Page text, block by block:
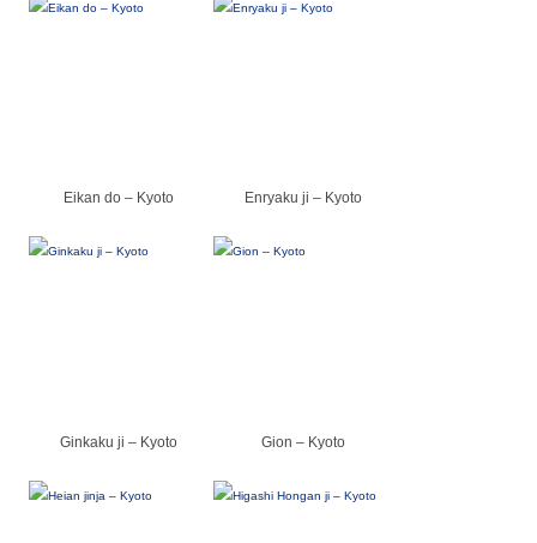
Eikan do – Kyoto Enryaku ji – Kyoto
Ginkaku ji – Kyoto Gion – Kyoto